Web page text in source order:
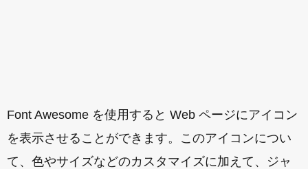
Font Awesome を使用すると Web ページにアイコン
を表示させることができます。このアイコンについ
て、色やサイズなどのカスタマイズに加えて、ジャ